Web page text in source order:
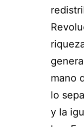
mano
lo
y la